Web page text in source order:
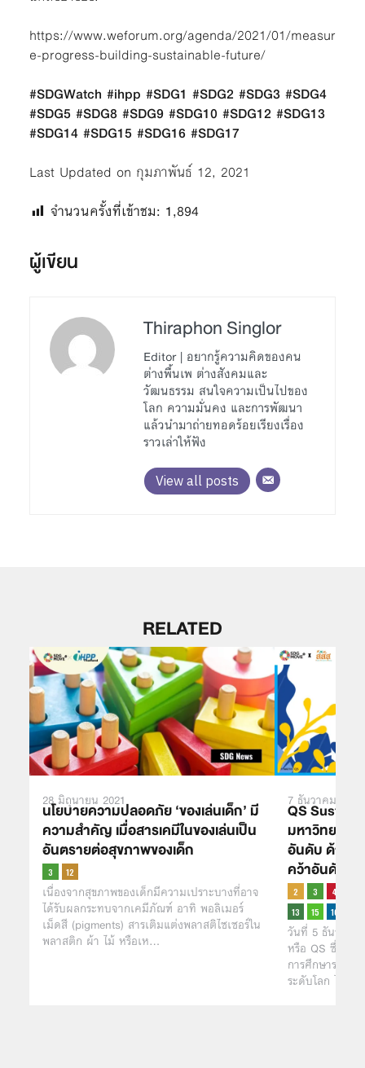
https://www.weforum.org/agenda/2021/01/measur
e-progress-building-sustainable-future/
#SDGWatch #ihpp #SDG1 #SDG2 #SDG3 #SDG4
#SDG5 #SDG8 #SDG9 #SDG10 #SDG12 #SDG13
#SDG14 #SDG15 #SDG16 #SDG17
Last Updated on กุมภาพันธ์ 12, 2021
จำนวนครั้งที่เข้าชม: 1,894
ผู้เขียน
Thiraphon Singlor
Editor | อยากรู้ความคิดของคน
ต่างพื้นเพ ต่างสังคมและ
วัฒนธรรม สนใจความเป็นไปของ
โลก ความมั่นคง และการพัฒนา
แล้วนำมาถ่ายทอดร้อยเรียงเรื่อง
ราวเล่าให้ฟัง
View all posts
RELATED
28 มิถุนายน 2021
นโยบายความปลอดภัย ‘ของเล่นเด็ก’ มี
ความสำคัญ เมื่อสารเคมีในของเล่นเป็น
อันตรายต่อสุขภาพของเด็ก
เนื่องจากสุขภาพของเด็กมีความเปราะบางที่อาจ
ได้รับผลกระทบจากเคมีภัณฑ์ อาทิ พอลิเมอร์
เม็ดสี (pigments) สารเติมแต่งพลาสติไซเซอร์ใน
พลาสติก ผ้า ไม้ หรือเห…
7 ธันวาคม 2023
QS
มหาวิทยาลัย
อันดับ ด้าน
คว้าอันดับ 1
วันที่ 5 ธันวาคม
หรือ QS ซึ่งเป็
การศึกษาระดับ
ระดับโลก ได้เ